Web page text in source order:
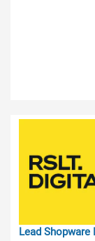
Lead